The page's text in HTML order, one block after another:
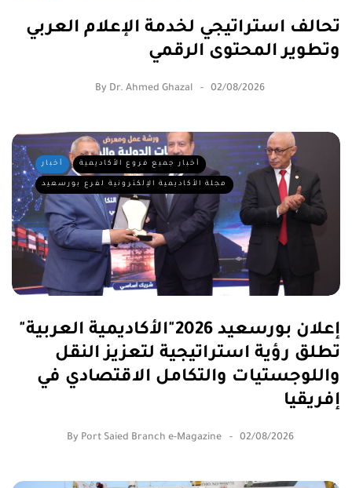
تحالف استراتيجي لخدمة الإعلام العربي
وتطوير المحتوى الرقمي
By Dr. Ahmed Ghazal 02/08/2026
أخبار أخبار جميع فروع الأكاديمية
مجلة الأكاديمية الإلكترونية لفرع بورسعيد
إعلان بورسعيد 2026"الأكاديمية العربية"
تطلق رؤية استراتيجية لتعزيز النقل
واللوجستيات والتكامل الاقتصادي في
إفريقيا
By Port Saied Branch e-Magazine 02/08/2026